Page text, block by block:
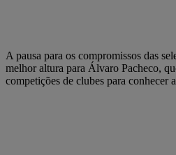
A pausa para os compromissos das
melhor altura para Álvaro Pacheco,
competições de clubes para conhecer